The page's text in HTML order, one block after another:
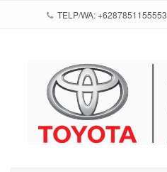
TELP/WA: +6287851155553